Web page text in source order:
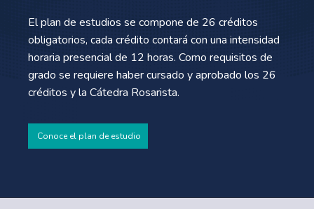
El plan de estudios se compone de 26 créditos
obligatorios, cada crédito contará con una intensidad
horaria presencial de 12 horas. Como requisitos de
grado se requiere haber cursado y aprobado los 26
créditos y la Cátedra Rosarista.
Conoce el plan de estudio